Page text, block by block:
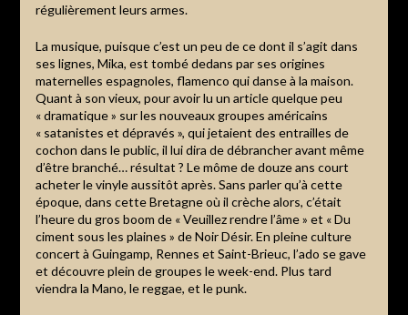
régulièrement leurs armes.
La musique, puisque c’est un peu de ce dont il s’agit dans
ses lignes, Mika, est tombé dedans par ses origines
maternelles espagnoles, flamenco qui danse à la maison.
Quant à son vieux, pour avoir lu un article quelque peu
« dramatique » sur les nouveaux groupes américains
« satanistes et dépravés », qui jetaient des entrailles de
cochon dans le public, il lui dira de débrancher avant même
d’être branché… résultat ? Le môme de douze ans court
acheter le vinyle aussitôt après. Sans parler qu’à cette
époque, dans cette Bretagne où il crèche alors, c’était
l’heure du gros boom de « Veuillez rendre l’âme » et « Du
ciment sous les plaines » de Noir Désir. En pleine culture
concert à Guingamp, Rennes et Saint-Brieuc, l’ado se gave
et découvre plein de groupes le week-end. Plus tard
viendra la Mano, le reggae, et le punk.